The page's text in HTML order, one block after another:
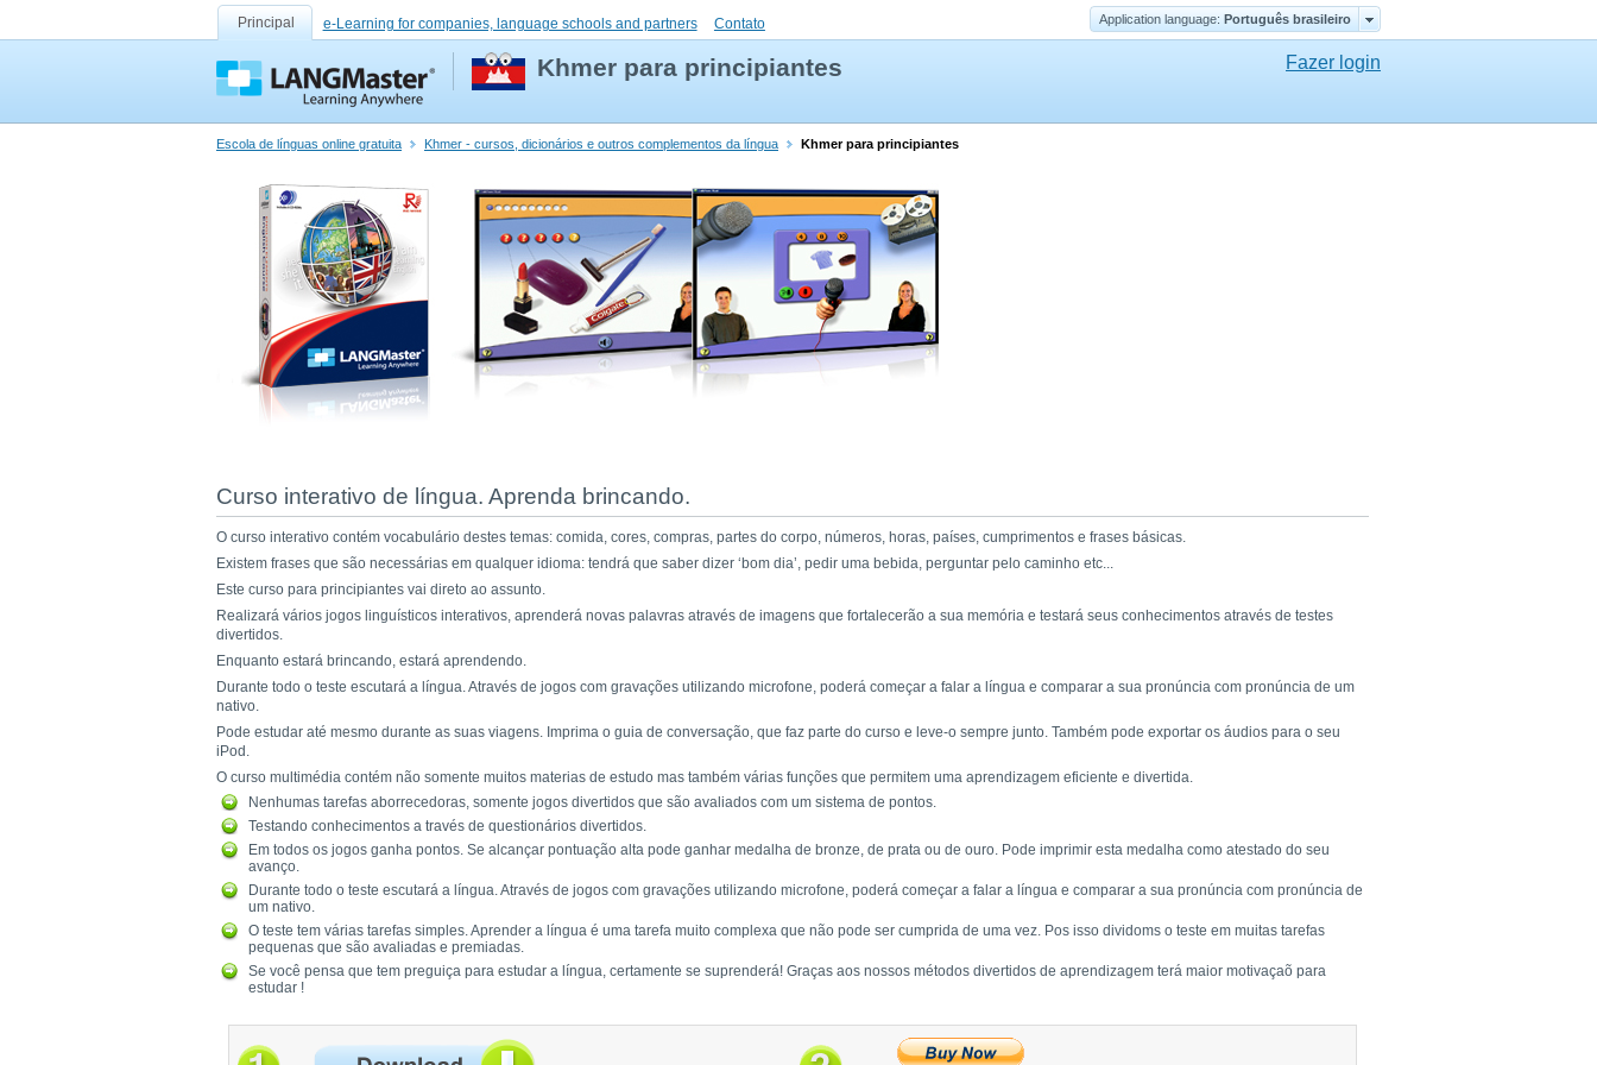
Principal e-Learning for companies, language schools and partners Contato Application language: Português brasileiro
Khmer para principiantes Fazer login
Escola de línguas online gratuita Khmer - cursos, dicionários e outros complementos da língua Khmer para principiantes
Curso interativo de língua. Aprenda brincando.
O curso interativo contém vocabulário destes temas: comida, cores, compras, partes do corpo, números, horas, países, cumprimentos e frases básicas.
Existem frases que são necessárias em qualquer idioma: tendrá que saber dizer ‘bom dia’, pedir uma bebida, perguntar pelo caminho etc...
Este curso para principiantes vai direto ao assunto.
Realizará vários jogos linguísticos interativos, aprenderá novas palavras através de imagens que fortalecerão a sua memória e testará seus conhecimentos através de testes
divertidos.
Enquanto estará brincando, estará aprendendo.
Durante todo o teste escutará a língua. Através de jogos com gravações utilizando microfone, poderá começar a falar a língua e comparar a sua pronúncia com pronúncia de um
nativo.
Pode estudar até mesmo durante as suas viagens. Imprima o guia de conversação, que faz parte do curso e leve-o sempre junto. Também pode exportar os áudios para o seu
iPod.
O curso multimédia contém não somente muitos materias de estudo mas também várias funções que permitem uma aprendizagem eficiente e divertida.
Nenhumas tarefas aborrecedoras, somente jogos divertidos que são avaliados com um sistema de pontos.
Testando conhecimentos a través de questionários divertidos.
Em todos os jogos ganha pontos. Se alcançar pontuação alta pode ganhar medalha de bronze, de prata ou de ouro. Pode imprimir esta medalha como atestado do seu
avanço.
Durante todo o teste escutará a língua. Através de jogos com gravações utilizando microfone, poderá começar a falar a língua e comparar a sua pronúncia com pronúncia de
um nativo.
O teste tem várias tarefas simples. Aprender a língua é uma tarefa muito complexa que não pode ser cumprida de uma vez. Pos isso dividoms o teste em muitas tarefas
pequenas que são avaliadas e premiadas.
Se você pensa que tem preguiça para estudar a língua, certamente se suprenderá! Graças aos nossos métodos divertidos de aprendizagem terá maior motivaçaõ para
estudar !